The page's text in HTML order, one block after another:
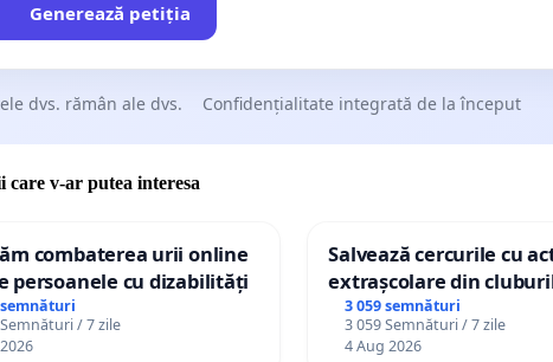
speciilor autohtone de bujor pe teritoriul României
Generează petiția
dvs. rămân ale dvs. Confidențialitate integrată de la început
care v-ar putea interesa
combaterea urii online
persoanele cu dizabilități
semnături
/ 7 zile
Salvează cercurile cu
extrașcolare din
palatele copiilor
3 059 semnături
3 059 Semnături / 7 zile
4 Aug 2026